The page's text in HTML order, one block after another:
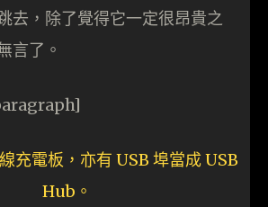
去，除了覺得它一定很昂貴之
言了。